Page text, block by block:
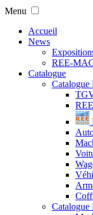
Menu
Accueil
News
REE-
Catalogue
Catalogue